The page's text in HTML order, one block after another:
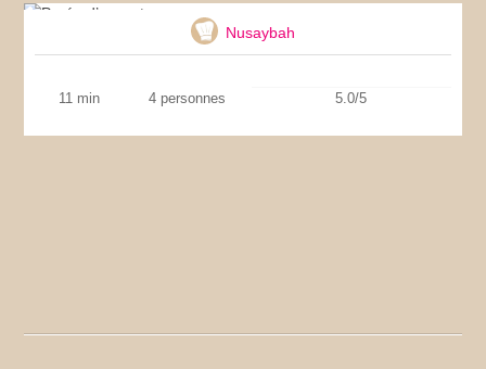
Nusaybah
11 min 4 personnes 5.0/5